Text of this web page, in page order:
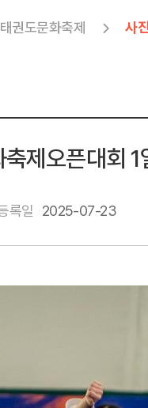
권도문화축제 사
축제오픈대회 1
록일 2025-07-23